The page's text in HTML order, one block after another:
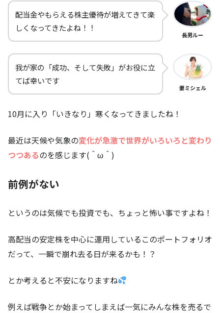
配当金やもらえる株主優待が増えてきて楽
しくなってきたよね！！
長男ルー
我が家の「成功、そして失敗」がお役に立
てば幸いです
妻ミシェル
10月に入り「いきなり」寒くなってきましたね！
最近は天候や気象の変化が急激で世界がいろいろと変わり
つつあるのを感じます(＾ω＾)
前例がない
というのは気候でも投資でも、ちょっと怖い事ですよね！
高配当の安定株を中心に運用しているこのポートフォリオ
だって、一瞬で崩れ去る日が来るかも！？
とか考えると不安になりますね
例えば戦争とか始まってしまえば一気にみんな株を売るで